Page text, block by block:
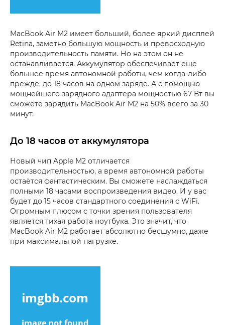
MacBook Air M2 имеет больший, более яркий дисплей
Retina, заметно большую мощность и превосходную
производительность памяти. Но на этом он не
останавливается. Аккумулятор обеспечивает ещё
большее время автономной работы, чем когда-либо
прежде, до 18 часов на одном заряде. А с помощью
мощнейшего зарядного адаптера мощностью 67 Вт вы
сможете зарядить MacBook Air M2 на 50% всего за 30
минут.
До 18 часов от аккумулятора
Новый чип Apple M2 отличается
производительностью, а время автономной работы
остаётся фантастическим. Вы сможете наслаждаться
полными 18 часами воспроизведения видео. И у вас
будет до 15 часов стандартного соединения с WiFi.
Огромным плюсом с точки зрения пользователя
является тихая работа ноутбука. Это значит, что
MacBook Air M2 работает абсолютно бесшумно, даже
при максимальной нагрузке.